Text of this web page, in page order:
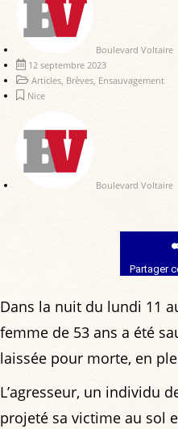
Boulevard Voltaire
12 septembre 2023
Articles, Brèves, Ensauvagement
Nice
Boulevard Voltaire
Partager
Dans la nuit du lundi 11
femme de 53 ans a été
laissée pour morte, en
L’agresseur, un individu
projeté sa victime au sol